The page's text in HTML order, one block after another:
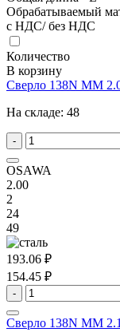
Обрабатываемый
с НДС/ без НДС
Количество
В корзину
Сверло 138N MM
На складе: 48
-
OSAWA
2.00
2
24
49
193.06 ₽
154.45 ₽
-
Сверло 138N MM